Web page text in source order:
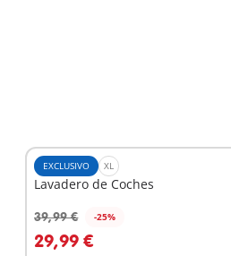
EXCLUSIVO XL
Lavadero de Coches
39,99 € -25%
29,99 €